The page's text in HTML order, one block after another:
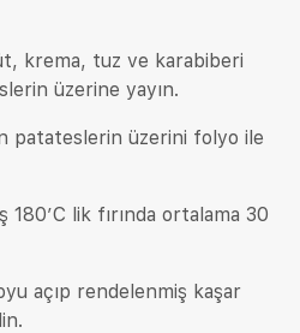
krema, tuz ve karabiberi
üzerine yayın.
patateslerin üzerini folyo ile
180’C lik fırında ortalama 30
açıp rendelenmiş kaşar